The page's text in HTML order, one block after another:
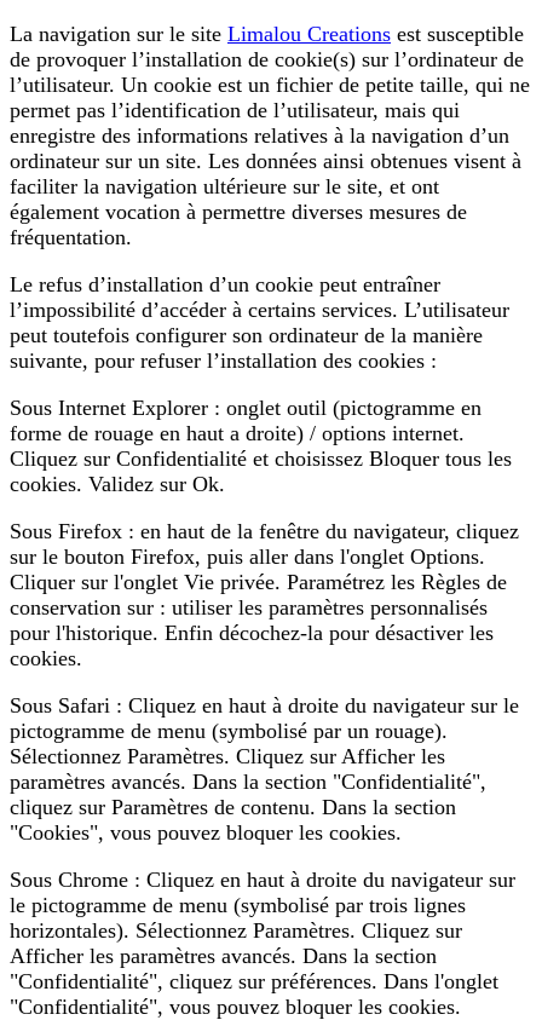
La navigation sur le site Limalou Creations est susceptible
de provoquer l’installation de cookie(s) sur l’ordinateur de
l’utilisateur. Un cookie est un fichier de petite taille, qui ne
permet pas l’identification de l’utilisateur, mais qui
enregistre des informations relatives à la navigation d’un
ordinateur sur un site. Les données ainsi obtenues visent à
faciliter la navigation ultérieure sur le site, et ont
également vocation à permettre diverses mesures de
fréquentation.
Le refus d’installation d’un cookie peut entraîner
l’impossibilité d’accéder à certains services. L’utilisateur
peut toutefois configurer son ordinateur de la manière
suivante, pour refuser l’installation des cookies :
Sous Internet Explorer : onglet outil (pictogramme en
forme de rouage en haut a droite) / options internet.
Cliquez sur Confidentialité et choisissez Bloquer tous les
cookies. Validez sur Ok.
Sous Firefox : en haut de la fenêtre du navigateur, cliquez
sur le bouton Firefox, puis aller dans l'onglet Options.
Cliquer sur l'onglet Vie privée. Paramétrez les Règles de
conservation sur : utiliser les paramètres personnalisés
pour l'historique. Enfin décochez-la pour désactiver les
cookies.
Sous Safari : Cliquez en haut à droite du navigateur sur le
pictogramme de menu (symbolisé par un rouage).
Sélectionnez Paramètres. Cliquez sur Afficher les
paramètres avancés. Dans la section "Confidentialité",
cliquez sur Paramètres de contenu. Dans la section
"Cookies", vous pouvez bloquer les cookies.
Sous Chrome : Cliquez en haut à droite du navigateur sur
le pictogramme de menu (symbolisé par trois lignes
horizontales). Sélectionnez Paramètres. Cliquez sur
Afficher les paramètres avancés. Dans la section
"Confidentialité", cliquez sur préférences. Dans l'onglet
"Confidentialité", vous pouvez bloquer les cookies.